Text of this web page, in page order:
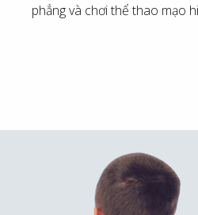
phẳng và chơi thể thao mạo